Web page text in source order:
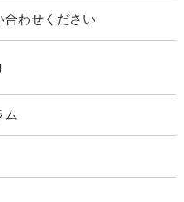
合わせください
ム